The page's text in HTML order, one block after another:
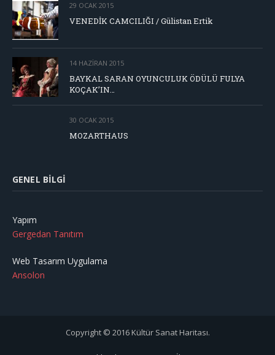
29 OCAK 2015
VENEDİK CAMCILIĞI / Gülistan Ertik
14 HAZIRAN 2015
BAYKAL SARAN OYUNCULUK ÖDÜLÜ FULYA
KOÇAK’IN…
30 OCAK 2015
MOZARTHAUS
GENEL BILGI
Yapım
Gergedan Tanıtım
Web Tasarım Uygulama
Ansolon
Copyright © 2016 Kültür Sanat Haritası.